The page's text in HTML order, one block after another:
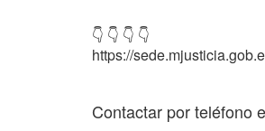
👇 👇 👇 👇
https://
Contactar por teléfono